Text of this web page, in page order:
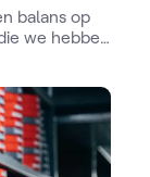
balans op
we hebben